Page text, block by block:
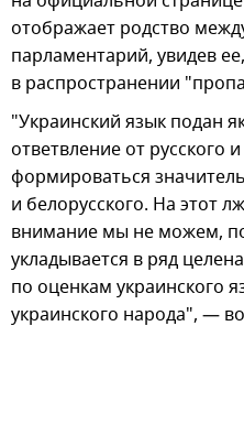
отображает родство
парламентарий, увидев
в распространении
"Украинский язык подан
ответвление от русского
формироваться
и белорусского. На этот
внимание мы не можем,
укладывается в ряд
по оценкам украинского
украинского народа", —